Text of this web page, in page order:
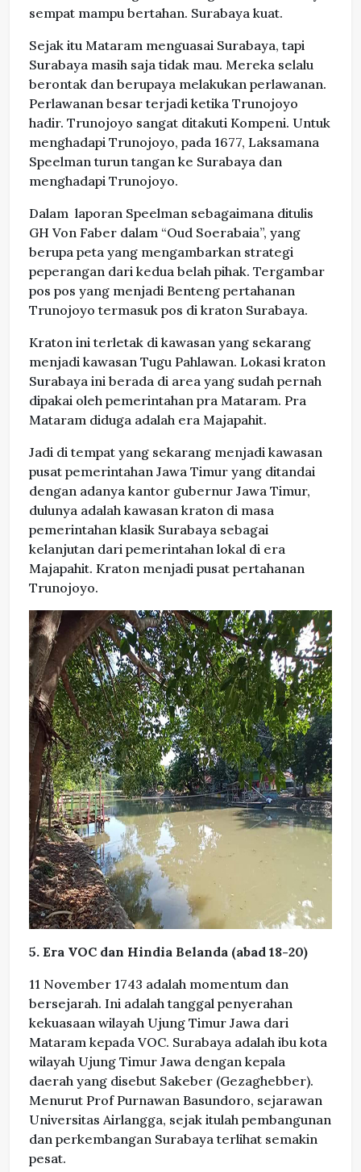
sempat mampu bertahan. Surabaya kuat.
Sejak itu Mataram menguasai Surabaya, tapi
Surabaya masih saja tidak mau. Mereka selalu
berontak dan berupaya melakukan perlawanan.
Perlawanan besar terjadi ketika Trunojoyo
hadir. Trunojoyo sangat ditakuti Kompeni. Untuk
menghadapi Trunojoyo, pada 1677, Laksamana
Speelman turun tangan ke Surabaya dan
menghadapi Trunojoyo.
Dalam laporan Speelman sebagaimana ditulis
GH Von Faber dalam “Oud Soerabaia”, yang
berupa peta yang mengambarkan strategi
peperangan dari kedua belah pihak. Tergambar
pos pos yang menjadi Benteng pertahanan
Trunojoyo termasuk pos di kraton Surabaya.
Kraton ini terletak di kawasan yang sekarang
menjadi kawasan Tugu Pahlawan. Lokasi kraton
Surabaya ini berada di area yang sudah pernah
dipakai oleh pemerintahan pra Mataram. Pra
Mataram diduga adalah era Majapahit.
Jadi di tempat yang sekarang menjadi kawasan
pusat pemerintahan Jawa Timur yang ditandai
dengan adanya kantor gubernur Jawa Timur,
dulunya adalah kawasan kraton di masa
pemerintahan klasik Surabaya sebagai
kelanjutan dari pemerintahan lokal di era
Majapahit. Kraton menjadi pusat pertahanan
Trunojoyo.
5. Era VOC dan Hindia Belanda (abad 18-20)
11 November 1743 adalah momentum dan
bersejarah. Ini adalah tanggal penyerahan
kekuasaan wilayah Ujung Timur Jawa dari
Mataram kepada VOC. Surabaya adalah ibu kota
wilayah Ujung Timur Jawa dengan kepala
daerah yang disebut Sakeber (Gezaghebber).
Menurut Prof Purnawan Basundoro, sejarawan
Universitas Airlangga, sejak itulah pembangunan
dan perkembangan Surabaya terlihat semakin
pesat.